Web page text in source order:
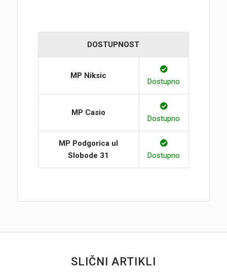
DOSTUPNOST
MP Niksic
Dostupno
MP Casio
Dostupno
MP Podgorica ul
Slobode 31
Dostupno
SLIČNI ARTIKLI